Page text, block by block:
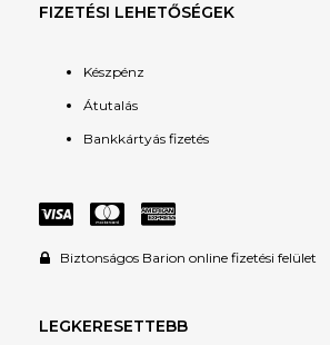
FIZETÉSI LEHETŐSÉGEK
Készpénz
Átutalás
Bankkártyás fizetés
Biztonságos Barion online fizetési felület
LEGKERESETTEBB